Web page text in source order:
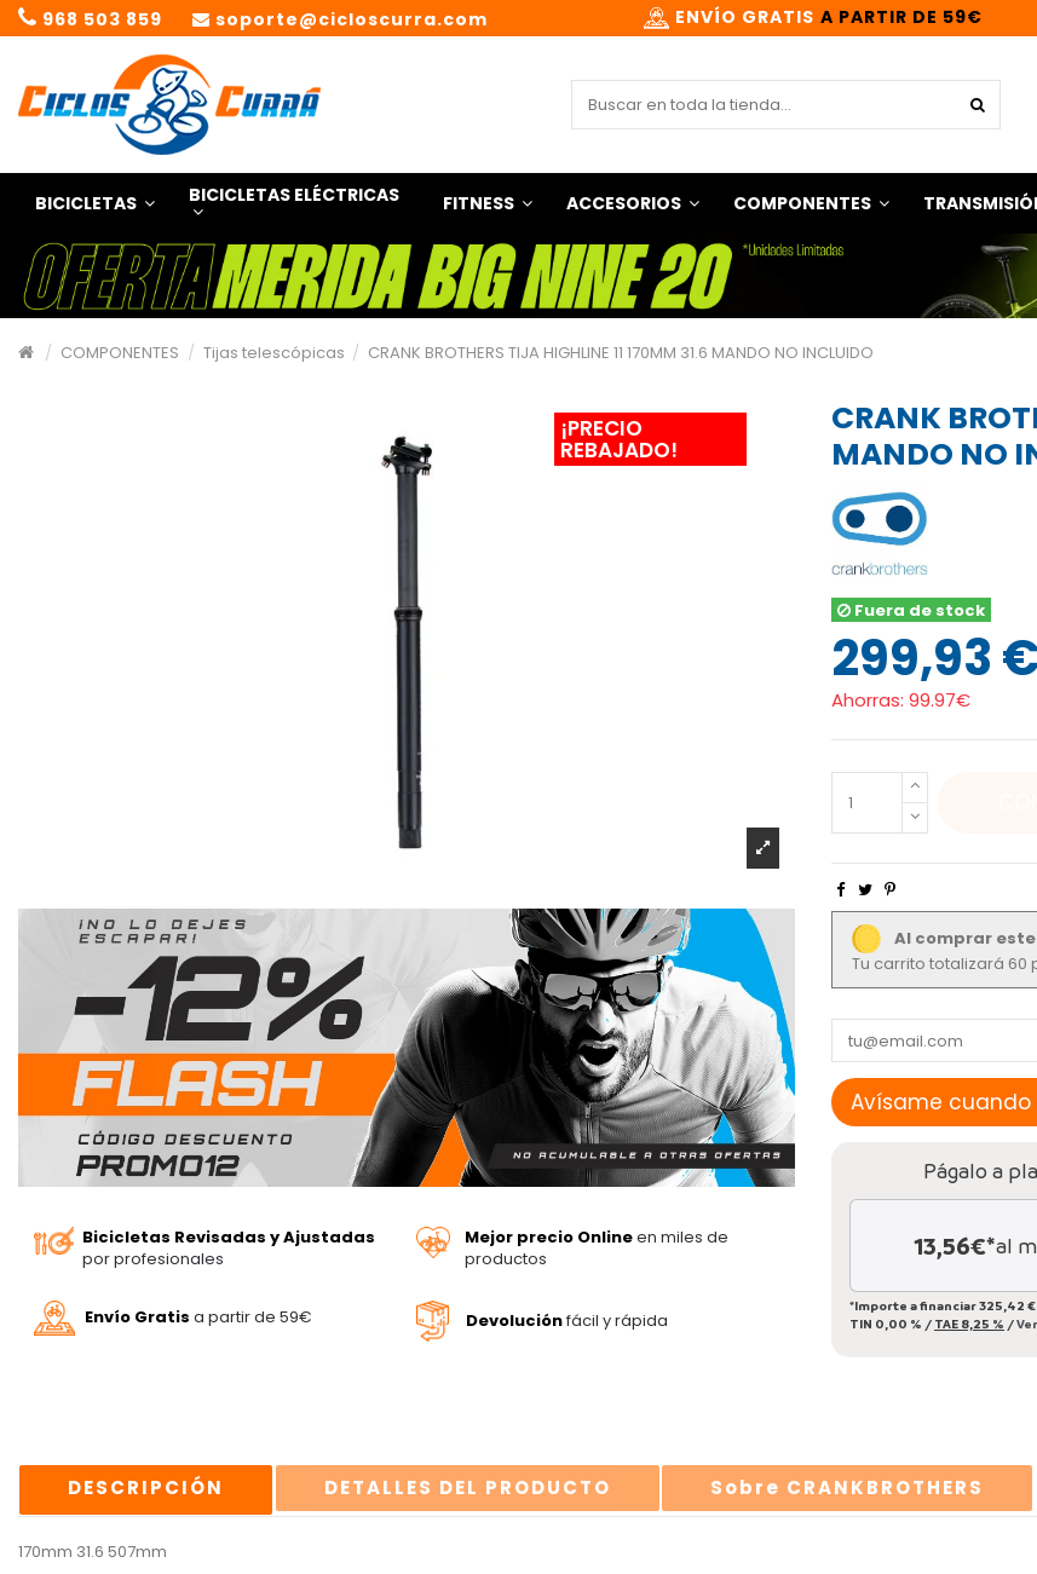
968 503 859 soporte@cicloscurra.com ENVÍO GRATIS A PARTIR DE 59€
BICICLETAS BICICLETAS ELÉCTRICAS FITNESS ACCESORIOS COMPONENTES
COMPONENTES Tijas telescópicas CRANK BROTHERS TIJA HIGHLINE 11 170MM 31.6 MANDO NO INCLUIDO
¡PRECIO
REBAJADO!
Bicicletas Revisadas y Ajustadas
por profesionales
Mejor precio Onlineen miles de
productos
Envío Gratis a partir de 59€ Devoluciónfácil y rápida
CRANK
MANDO NO
Fuera de stock
299,93
Ahorras: 99.97€
Al comprar
Tu carrito totalizará 60
Págalo a
13,56€*al
*Importe a financiar325,42 €
TIN 0,00 % / TAE 8,25 % /
DESCRIPCIÓN DETALLES DEL PRODUCTO Sobre CRANKBROTHERS
170mm 31.6 507mm